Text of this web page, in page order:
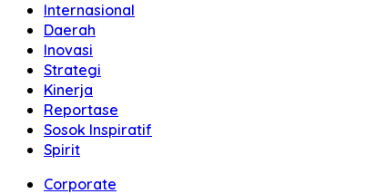
Internasional
Daerah
Inovasi
Strategi
Kinerja
Reportase
Sosok Inspiratif
Spirit
Corporate